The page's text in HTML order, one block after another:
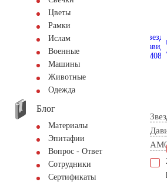
Цветы
Рамки
Ислам
Военные
Машины
Животные
Одежда
Блог
Материалы
Эпитафии
Вопрос - Ответ
Сотрудники
Сертификаты